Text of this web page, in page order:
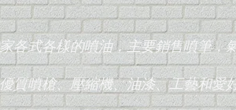
各式各樣的噴油，主要銷售噴筆，
質噴槍、壓縮機、油漆、工藝和愛